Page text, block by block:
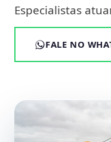
Especialistas
FALE NO